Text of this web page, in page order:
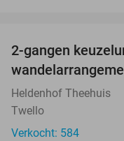
2-gangen
Heldenhof Theehuis
Twello
Verkocht: 584